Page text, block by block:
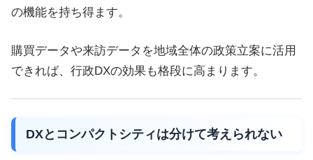
の機能を持ち得ます。
購買データや来訪データを地域全体の政策立案に活用
できれば、行政DXの効果も格段に高まります。
DXとコンパクトシティは分けて考えられない